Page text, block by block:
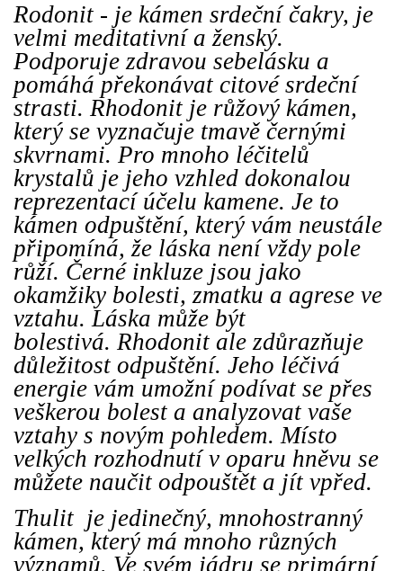
Rodonit - je kámen srdeční čakry, je
velmi meditativní a ženský.
Podporuje zdravou sebelásku a
pomáhá překonávat citové srdeční
strasti. Rhodonit je růžový kámen,
který se vyznačuje tmavě černými
skvrnami. Pro mnoho léčitelů
krystalů je jeho vzhled dokonalou
reprezentací účelu kamene. Je to
kámen odpuštění, který vám neustále
připomíná, že láska není vždy pole
růží. Černé inkluze jsou jako
okamžiky bolesti, zmatku a agrese ve
vztahu. Láska může být
bolestivá. Rhodonit ale zdůrazňuje
důležitost odpuštění. Jeho léčivá
energie vám umožní podívat se přes
veškerou bolest a analyzovat vaše
vztahy s novým pohledem. Místo
velkých rozhodnutí v oparu hněvu se
můžete naučit odpouštět a jít vpřed.
Thulit je jedinečný, mnohostranný
kámen, který má mnoho různých
významů. Ve svém jádru se primární